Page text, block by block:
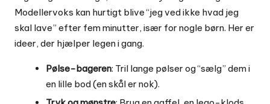
Modellervoks kan hurtigt blive “jeg ved ikke hvad jeg
skal lave” efter fem minutter, især for nogle børn. Her er
ideer, der hjælper legen i gang.
Pølse-bageren: Tril lange pølser og “sælg” dem i
en lille bod (en skål er nok).